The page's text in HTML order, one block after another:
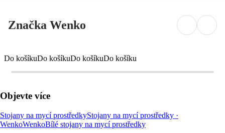
Značka Wenko
Do košíkuDo košíkuDo košíkuDo košíku
Objevte více
Stojany na mycí prostředkyStojany na mycí prostředky ·
WenkoWenkoBílé stojany na mycí prostředky